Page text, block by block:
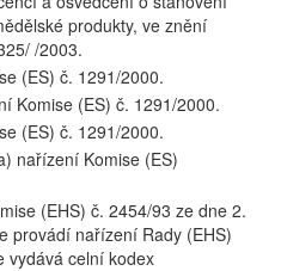
produkty, ve znění
/2003.
(ES) č. 1291/2000.
Komise (ES) č. 1291/2000.
(ES) č. 1291/2000.
nařízení Komise (ES)
(EHS) č. 2454/93 ze dne 2.
provádí nařízení Rady (EHS)
vydává celní kodex